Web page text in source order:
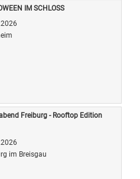
IM SCHLOSS
Freiburg - Rooftop Edition
im Breisgau